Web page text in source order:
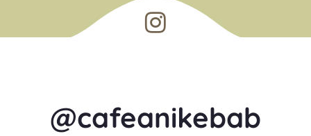
@cafeanikebab